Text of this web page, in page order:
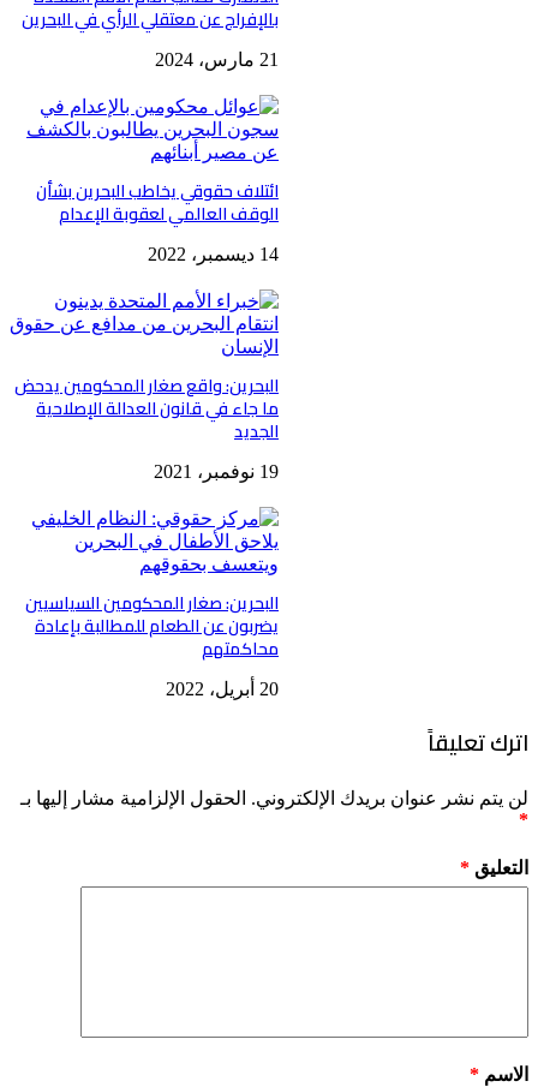
بالإفراج عن معتقلي الرأي في البحرين
21 مارس، 2024
ائتلاف حقوقي يخاطب البحرين بشأن
الوقف العالمي لعقوبة الإعدام
14 ديسمبر، 2022
البحرين: واقع صغار المحكومين يدحض
ما جاء في قانون العدالة الإصلاحية
الجديد
19 نوفمبر، 2021
البحرين: صغار المحكومين السياسيين
يضربون عن الطعام للمطالبة بإعادة
محاكمتهم
20 أبريل، 2022
اترك تعليقاً
لن يتم نشر عنوان بريدك الإلكتروني. الحقول الإلزامية مشار إليها بـ
*
التعليق *
الاسم *